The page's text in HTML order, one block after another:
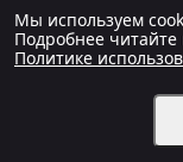
Мы используем
Подробнее читайте
Политике